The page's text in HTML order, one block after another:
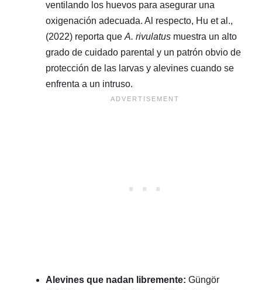
ventilando los huevos para asegurar una
oxigenación adecuada. Al respecto, Hu et al.,
(2022) reporta queA. rivulatus muestra un alto
grado de cuidado parental y un patrón obvio de
protección de las larvas y alevines cuando se
enfrenta a un intruso.
Alevines que nadan libremente: Güngör